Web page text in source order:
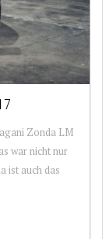
Zonda LM
war nicht nur
ist auch das